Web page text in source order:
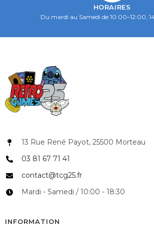
HORAIRES
Du mardi au Samedi de 10:00–12:00,
13 Rue René Payot, 25500 Morteau
03 81 67 71 41
contact@tcg25.fr
Mardi - Samedi / 10:00 - 18:30
INFORMATION